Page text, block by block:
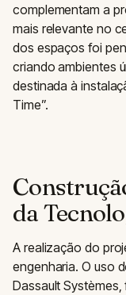
complementam a
mais relevante no
dos espaços foi
criando ambientes
destinada à
Time”.
da
A realização do
engenharia. O uso
Dassault